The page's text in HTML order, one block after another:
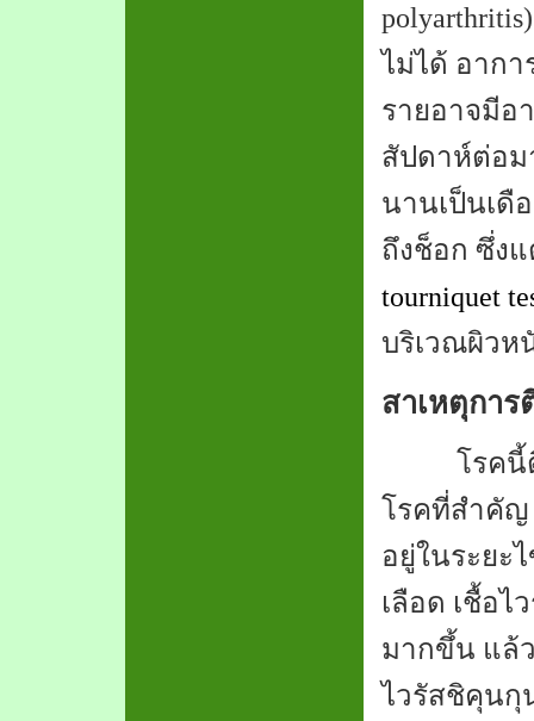
ไม่ได้ อาก
รายอาจมีอ
สัปดาห์ต่อม
นานเป็นเดื
ถึงช็อก ซึ่ง
tourniquet
บริเวณผิวห
สาเหตุการ
โรคนี้
โรคที่สำคัญ
อยู่ในระยะ
เลือด เชื้อไ
มากขึ้น แล้
ไวรัสชิคุนกุ